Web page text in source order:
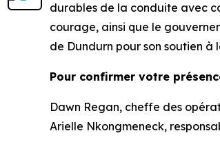
durables de la conduite avec
courage, ainsi que le
de Dundurn pour son soutien
Pour confirmer votre
Dawn Regan, cheffe des
Arielle Nkongmeneck,